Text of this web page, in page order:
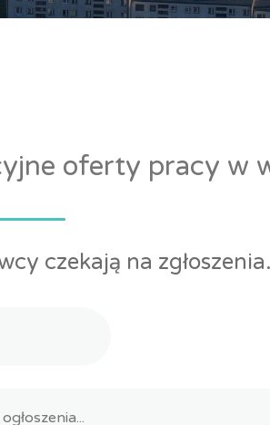
oferty pracy w
czekają na zgłoszenia.